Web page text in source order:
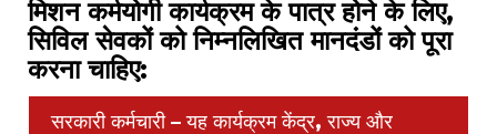
मिशन कर्मयोगी कार्यक्रम के पात्र होने के लिए,
सिविल सेवकों को निम्नलिखित मानदंडों को पूरा
करना चाहिए:
सरकारी कर्मचारी – यह कार्यक्रम केंद्र, राज्य और